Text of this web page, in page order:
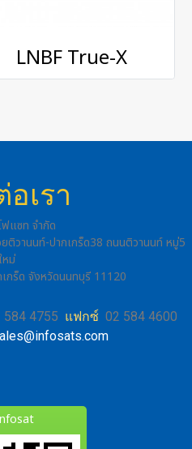
LNBF True-X
เรา
แซท จำกัด
ติวานนท์-ปากเกร็ด38 ถนนติวานนท์ หมู่5
หม่
เกร็ด จังหวัดนนทบุรี 11120
584 4755 แฟกซ์ 02 584 4600